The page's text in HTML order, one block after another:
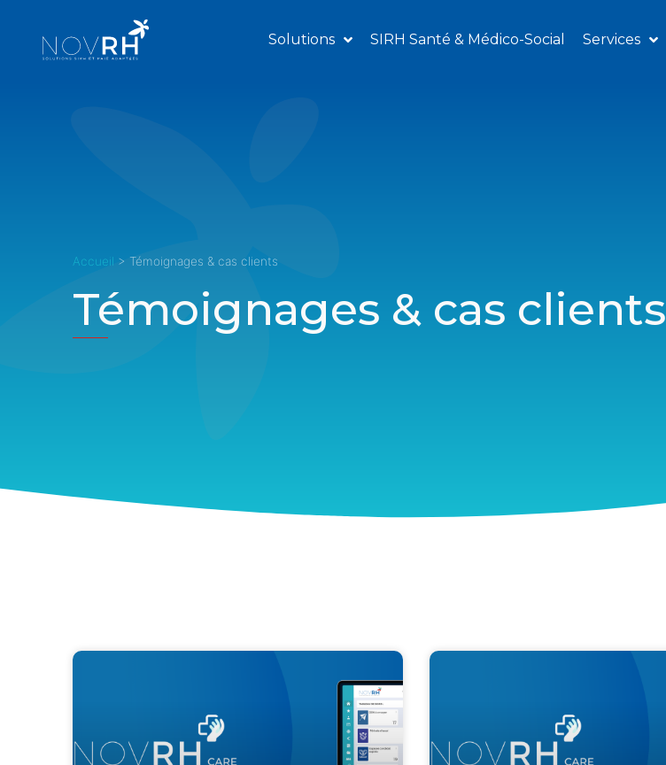
Solutions SIRH Santé & Médico-Social Services
Accueil > Témoignages & cas clients
Témoignages & cas clients